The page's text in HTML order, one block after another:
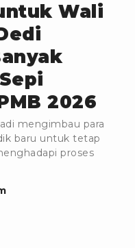
Wali
2026
mengimbau para
baru untuk tetap
proses